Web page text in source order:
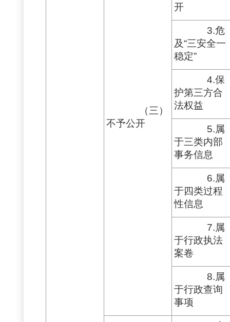
（三）
不予公开
开
3.危
及“三安全一
稳定”
4.保
护第三方合
法权益
5.属
于三类内部
事务信息
6.属
于四类过程
性信息
7.属
于行政执法
案卷
8.属
于行政查询
事项